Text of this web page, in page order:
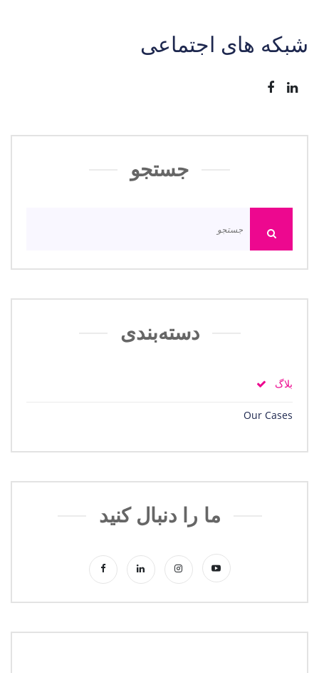
شبکه های اجتماعی
جستجو
دسته‌بندی
بلاگ
Our Cases
ما را دنبال کنید